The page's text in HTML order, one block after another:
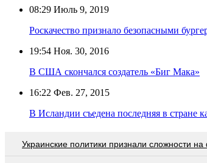
08:29 Июль 9, 2019
Роскачество признало безопасными
19:54 Ноя. 30, 2016
В США скончался создатель «Биг Мака»
16:22 Фев. 27, 2015
В Исландии съедена последняя в стране
Украинские политики признали сложности